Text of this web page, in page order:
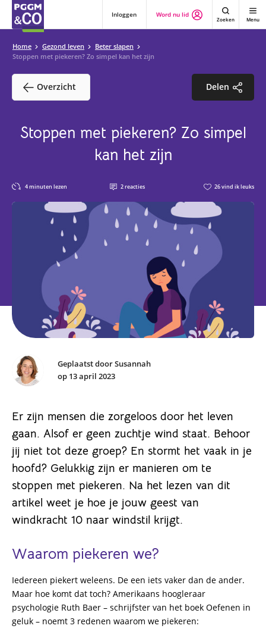
Inloggen Word nu lid
Zoeken Menu
Home Gezond leven
Beter slapen
Stoppen met piekeren? Zo simpel kan het zijn
Stoppen met piekeren? Zo simpel
kan het zijn
4 4minuten lezen
Overzicht Delen
2reacties 26vind ik leuks
Geplaatst door Susannah
op 13 april 2023
Er zijn mensen die zorgeloos door het leven
gaan. Alsof er geen zuchtje wind staat. Behoor
jij niet tot deze groep? En stormt het vaak in je
hoofd? Gelukkig zijn er manieren om te
stoppen met piekeren. Na het lezen van dit
artikel weet je hoe je jouw geest van
windkracht 10 naar windstil krijgt.
Waarom piekeren we?
Iedereen piekert weleens. De een iets vaker dan de ander.
Maar hoe komt dat toch? Amerikaans hoogleraar
psychologie Ruth Baer – schrijfster van het boek Oefenen in
geluk – noemt 3 redenen waarom we piekeren: